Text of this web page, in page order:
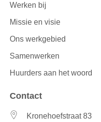
Werken bij
Missie en visie
Ons werkgebied
Samenwerken
Huurders aan het woord
Contact
Kronehoefstraat 83